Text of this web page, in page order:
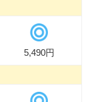
5,490円